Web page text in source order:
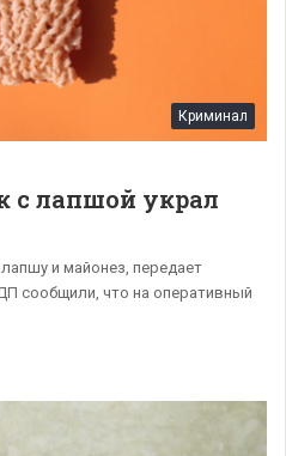
Криминал
с лапшой украл
и майонез, передает
сообщили, что на оперативный